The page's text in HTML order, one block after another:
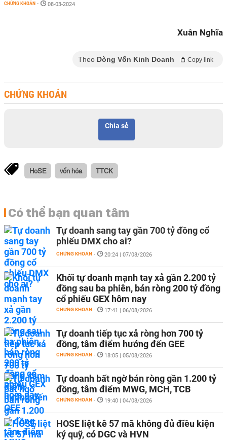
CHỨNG KHOÁN - 08-03-2024
Xuân Nghĩa
Theo Dòng Vốn Kinh Doanh Copy link
CHỨNG KHOÁN
Chia sẻ
HoSE vốn hóa TTCK
Có thể bạn quan tâm
Tự doanh sang tay gần 700 tỷ đồng cổ
phiếu DMX cho ai?
CHỨNG KHOÁN - 20:24 | 07/08/2026
Khối tự doanh mạnh tay xả gần 2.200 tỷ
đồng sau ba phiên, bán ròng 200 tỷ đồng
cổ phiếu GEX hôm nay
CHỨNG KHOÁN - 17:41 | 06/08/2026
Tự doanh tiếp tục xả ròng hơn 700 tỷ
đồng, tâm điểm hướng đến GEE
CHỨNG KHOÁN - 18:05 | 05/08/2026
Tự doanh bất ngờ bán ròng gần 1.200 tỷ
đồng, tâm điểm MWG, MCH, TCB
CHỨNG KHOÁN - 19:40 | 04/08/2026
HOSE liệt kê 57 mã không đủ điều kiện
ký quỹ, có DGC và HVN